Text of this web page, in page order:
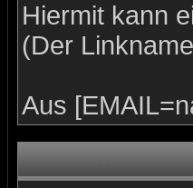
Hiermit kann
(Der
Aus